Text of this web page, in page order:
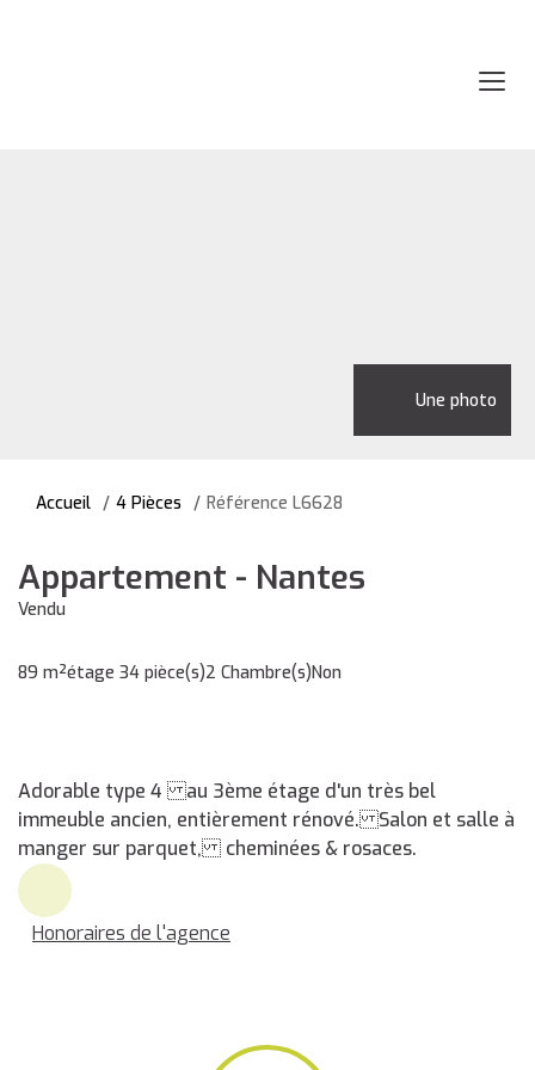
Une photo
Accueil 4 Pièces Référence L6628
Appartement - Nantes
Vendu
89 m²étage 34 pièce(s)2 Chambre(s)Non
Adorable type 4 au 3ème étage d'un très bel
immeuble ancien, entièrement rénové. Salon et salle à
manger sur parquet, cheminées & rosaces.
Honoraires de l'agence